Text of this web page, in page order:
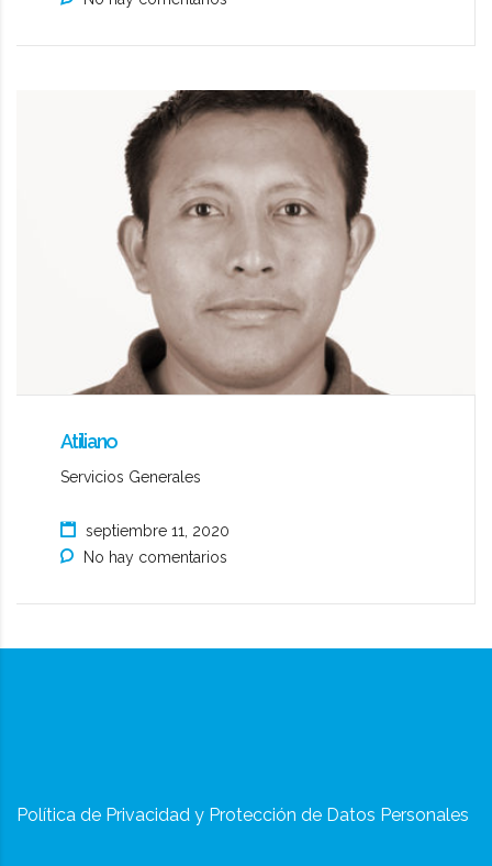
Atiliano
Servicios Generales
septiembre 11, 2020
No hay comentarios
Política de Privacidad y Protección de Datos Personales